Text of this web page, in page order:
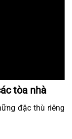
tòa nhà
đặc thù riêng